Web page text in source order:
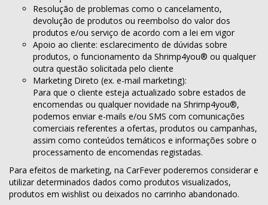
Resolução de problemas como o cancelamento,
devolução de produtos ou reembolso do valor dos
produtos e/ou serviço de acordo com a lei em vigor
Apoio ao cliente: esclarecimento de dúvidas sobre
produtos, o funcionamento da Shrimp4you® ou qualquer
outra questão solicitada pelo cliente
Marketing Direto (ex. e-mail marketing):
Para que o cliente esteja actualizado sobre estados de
encomendas ou qualquer novidade na Shrimp4you®,
podemos enviar e-mails e/ou SMS com comunicações
comerciais referentes a ofertas, produtos ou campanhas,
assim como conteúdos temáticos e informações sobre o
processamento de encomendas registadas.
Para efeitos de marketing, na CarFever poderemos considerar e
utilizar determinados dados como produtos visualizados,
produtos em wishlist ou deixados no carrinho abandonado.